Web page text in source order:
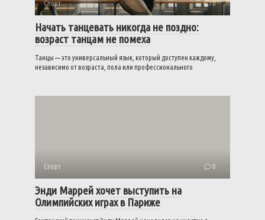
Спорт 0
Начать танцевать никогда не поздно:
возраст танцам не помеха
Танцы — это универсальный язык, который доступен каждому,
независимо от возраста, пола или профессионального
Спорт 0
Энди Маррей хочет выступить на
Олимпийских играх в Париже